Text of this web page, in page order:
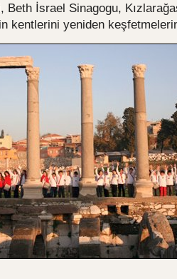
Beth İsrael Sinagogu,
kentlerini yeniden